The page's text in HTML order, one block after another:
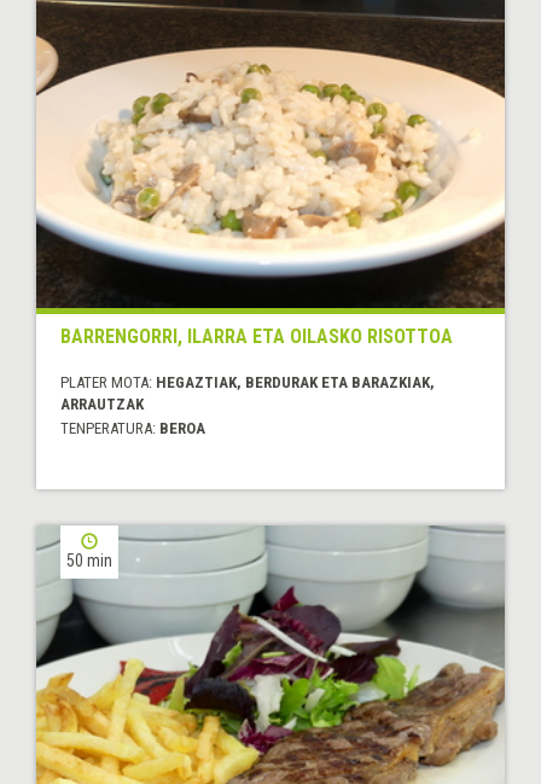
BARRENGORRI, ILARRA ETA OILASKO RISOTTOA
PLATER MOTA: HEGAZTIAK, BERDURAK ETA BARAZKIAK,
ARRAUTZAK
TENPERATURA: BEROA
50 min